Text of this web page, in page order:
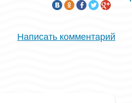
Написать комментарий